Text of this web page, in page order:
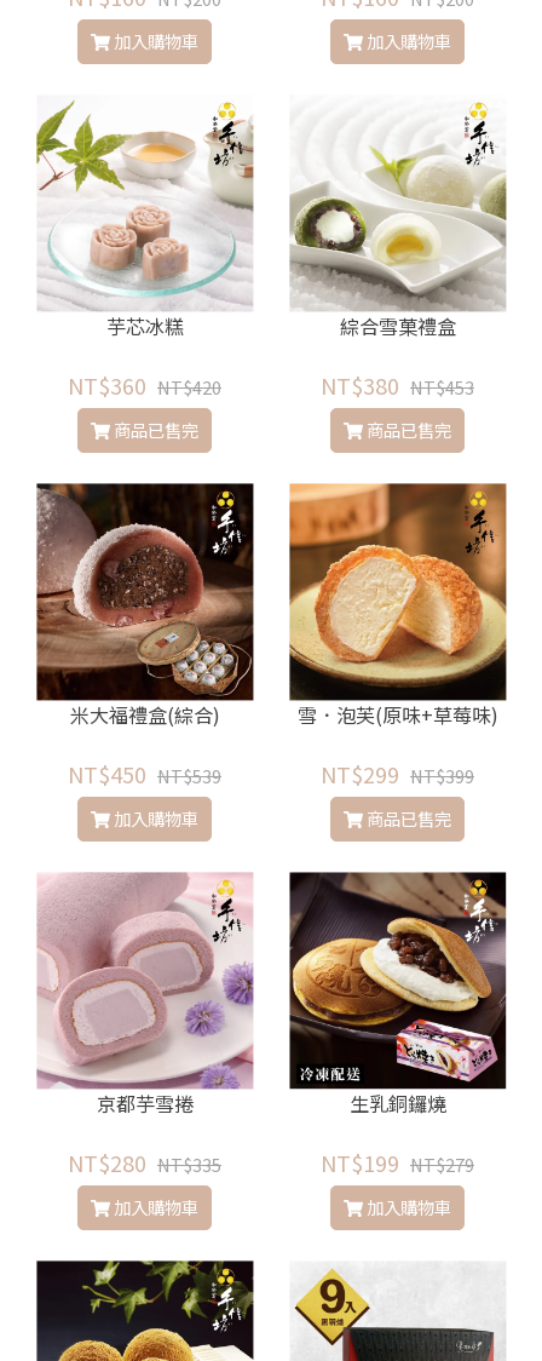
加入購物車
加入購物車
芋芯冰糕
NT$360 NT$420
商品已售完
綜合雪菓禮盒
NT$380 NT$453
商品已售完
米大福禮盒(綜合)
NT$450 NT$539
加入購物車
雪．泡芙(原味+草莓味)
NT$299 NT$399
商品已售完
京都芋雪捲
NT$280 NT$335
加入購物車
生乳銅鑼燒
NT$199 NT$279
加入購物車